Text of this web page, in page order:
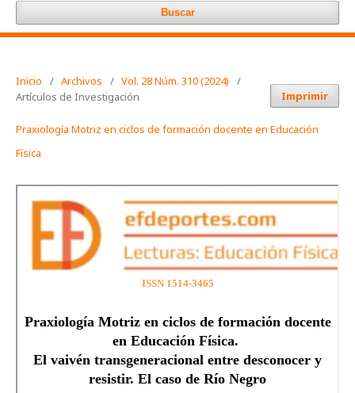
Buscar
Inicio / Archivos / Vol. 28 Núm. 310 (2024)
/
Artículos de Investigación
Imprimir
Praxiología Motriz en ciclos de formación docente en Educación
Física